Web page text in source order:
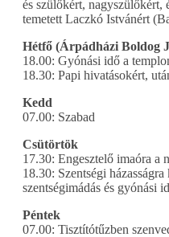
és szülőkért, nagyszülőkért,
temetett Laczkó Istvánért
Hétfő (Árpádházi Boldog
18.00: Gyónási idő a
18.30: Papi hivatásokért,
Kedd
07.00: Szabad
Csütörtök
17.30: Engesztelő imaóra a
18.30: Szentségi
szentségimádás és gyónási
Péntek
07.00: Tisztítótűzben